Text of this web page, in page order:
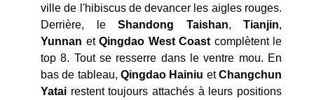
ville de l'hibiscus de devancer les aigles rouges.
Derrière, leShandong Taishan, Tianjin,
Yunnan et Qingdao West Coast complètent le
top 8. Tout se resserre dans le ventre mou. En
bas de tableau, Qingdao Hainiu etChangchun
Yatai restent toujours attachés à leurs positions